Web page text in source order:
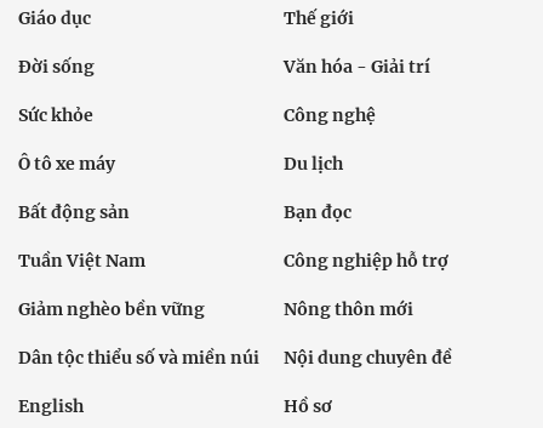
Giáo dục Thế giới
Đời sống Văn hóa - Giải trí
Sức khỏe Công nghệ
Ô tô xe máy Du lịch
Bất động sản Bạn đọc
Tuần Việt Nam Công nghiệp hỗ trợ
Giảm nghèo bền vững Nông thôn mới
Dân tộc thiểu số và miền núi Nội dung chuyên đề
English Hồ sơ